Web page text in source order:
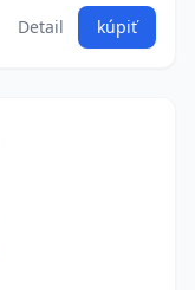
Detail kúpiť